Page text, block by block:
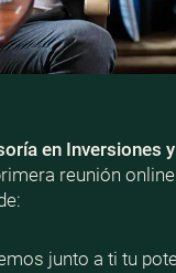
en Inversiones
reunión
junto a ti tu